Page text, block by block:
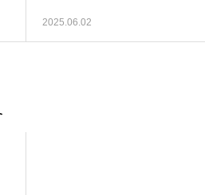
2025.06.02